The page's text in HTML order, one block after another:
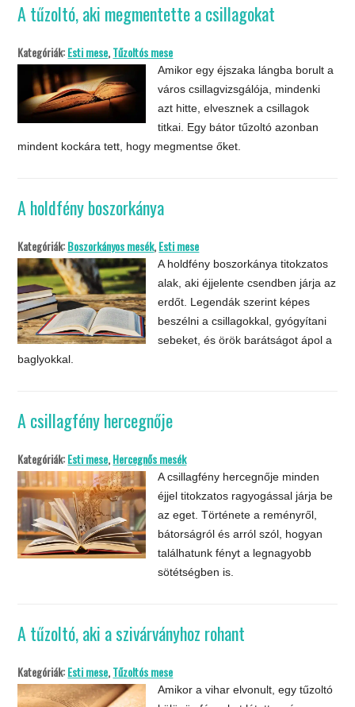
A tűzoltó, aki megmentette a csillagokat
Kategóriák:Esti mese,Tűzoltós mese
Amikor egy éjszaka lángba borult a
város csillagvizsgálója, mindenki
azt hitte, elvesznek a csillagok
titkai. Egy bátor tűzoltó azonban
mindent kockára tett, hogy megmentse őket.
A holdfény boszorkánya
Kategóriák:Boszorkányos mesék,Esti mese
A holdfény boszorkánya titokzatos
alak, aki éjjelente csendben járja az
erdőt. Legendák szerint képes
beszélni a csillagokkal, gyógyítani
sebeket, és örök barátságot ápol a
baglyokkal.
A csillagfény hercegnője
Kategóriák:Esti mese,Hercegnős mesék
A csillagfény hercegnője minden
éjjel titokzatos ragyogással járja be
az eget. Története a reményről,
bátorságról és arról szól, hogyan
találhatunk fényt a legnagyobb
sötétségben is.
A tűzoltó, aki a szivárványhoz rohant
Kategóriák:Esti mese,Tűzoltós mese
Amikor a vihar elvonult, egy tűzoltó